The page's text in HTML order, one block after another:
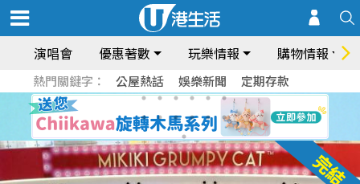
演唱會 優惠著數 玩樂情報 購物情報
熱門關鍵字： 公屋熱話 娛樂新聞 定期存款